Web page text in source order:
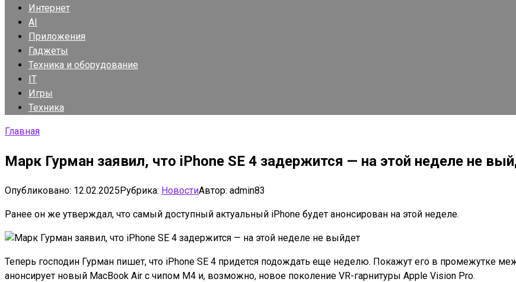
Интернет
AI
Приложения
Гаджеты
Техника и оборудование
IT
Игры
Техника
Главная
Марк Гурман заявил, что iPhone SE 4 задержится — на этой неделе не
Опубликовано: 12.02.2025Рубрика: НовостиАвтор: admin83
Ранее он же утверждал, что самый доступный актуальный iPhone будет анонсирован на этой неделе.
Теперь господин Гурман пишет, что iPhone SE 4 придется подождать еще неделю. Покажут его в промежутке
анонсирует новый MacBook Air с чипом M4 и, возможно, новое поколение VR-гарнитуры Apple Vision Pro.